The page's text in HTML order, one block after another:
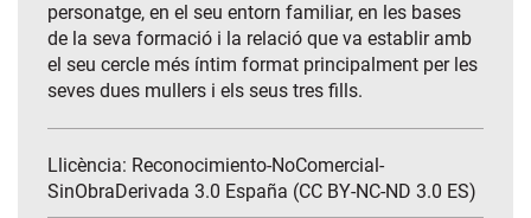
personatge, en el seu entorn familiar, en les bases
de la seva formació i la relació que va establir amb
el seu cercle més íntim format principalment per les
seves dues mullers i els seus tres fills.
Llicència: Reconocimiento-NoComercial-
SinObraDerivada 3.0 España (CC BY-NC-ND 3.0 ES)